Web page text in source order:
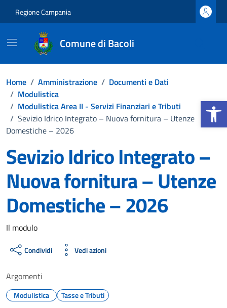
Apri la
Regione Campania
Comune di Bacoli
Home / Amministrazione / Documenti e Dati
/ Modulistica
/ Modulistica Area II - Servizi Finanziari e Tributi
/ Sevizio Idrico Integrato – Nuova fornitura – Utenze
Domestiche – 2026
Sevizio Idrico Integrato –
Nuova fornitura – Utenze
Domestiche – 2026
Dettagli del documento
Il modulo
Condividi Vedi azioni
Argomenti
Modulistica Tasse e Tributi